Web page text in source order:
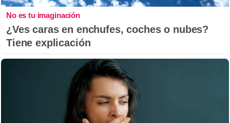
No es tu imaginación
¿Ves caras en enchufes, coches o nubes?
Tiene explicación